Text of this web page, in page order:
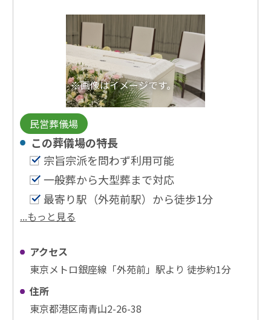
※画像はイメージです。
民営葬儀場
この葬儀場の特⻑
宗旨宗派を問わず利用可能
一般葬から大型葬まで対応
最寄り駅（外苑前駅）から徒歩1分
...もっと見る
アクセス
東京メトロ銀座線「外苑前」駅より 徒歩約1分
住所
東京都港区南青山2-26-38